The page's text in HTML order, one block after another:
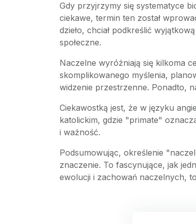
Gdy przyjrzymy się systematyce
ciekawe, termin ten został
dzieło, chciał podkreślić
społeczne.
Naczelne wyróżniają się kilkoma
skomplikowanego myślenia,
widzenie przestrzenne. Ponadto,
Ciekawostką jest, że w języku
katolickim, gdzie "primate"
i ważność.
Podsumowując, określenie
znaczenie. To fascynujące, jak
ewolucji i zachowań naczelnych,